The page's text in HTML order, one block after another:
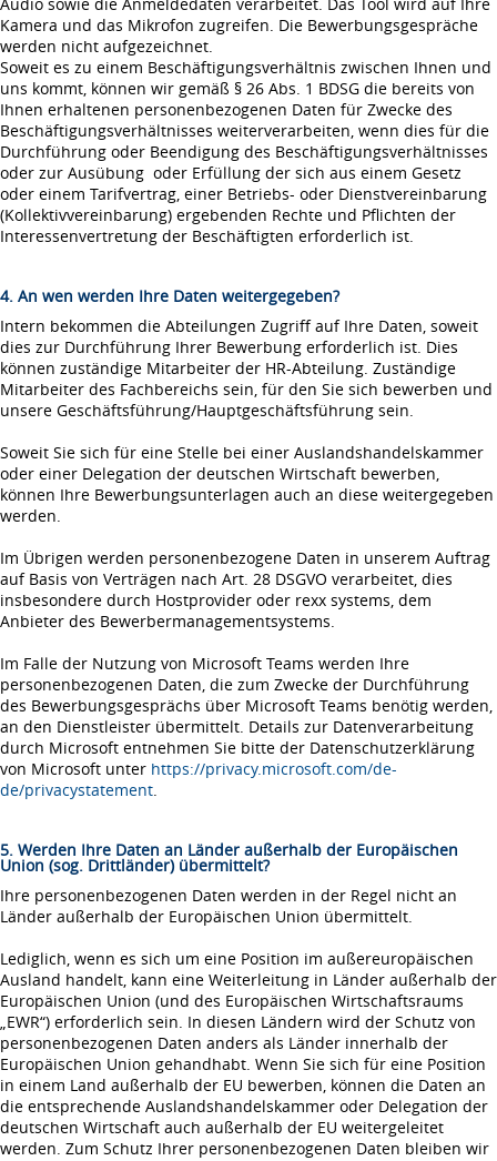
Kamera und das Mikrofon zugreifen. Die Bewerbungsgespräche
werden nicht aufgezeichnet.
Soweit es zu einem Beschäftigungsverhältnis zwischen Ihnen und
uns kommt, können wir gemäß § 26 Abs. 1 BDSG die bereits von
Ihnen erhaltenen personenbezogenen Daten für Zwecke des
Beschäftigungsverhältnisses weiterverarbeiten, wenn dies für die
Durchführung oder Beendigung des Beschäftigungsverhältnisses
oder zur Ausübung oder Erfüllung der sich aus einem Gesetz
oder einem Tarifvertrag, einer Betriebs- oder Dienstvereinbarung
(Kollektivvereinbarung) ergebenden Rechte und Pflichten der
Interessenvertretung der Beschäftigten erforderlich ist.
4. An wen werden Ihre Daten weitergegeben?
Intern bekommen die Abteilungen Zugriff auf Ihre Daten, soweit
dies zur Durchführung Ihrer Bewerbung erforderlich ist. Dies
können zuständige Mitarbeiter der HR-Abteilung. Zuständige
Mitarbeiter des Fachbereichs sein, für den Sie sich bewerben und
unsere Geschäftsführung/Hauptgeschäftsführung sein.
Soweit Sie sich für eine Stelle bei einer Auslandshandelskammer
oder einer Delegation der deutschen Wirtschaft bewerben,
können Ihre Bewerbungsunterlagen auch an diese weitergegeben
werden.
Im Übrigen werden personenbezogene Daten in unserem Auftrag
auf Basis von Verträgen nach Art. 28 DSGVO verarbeitet, dies
insbesondere durch Hostprovider oder rexx systems, dem
Anbieter des Bewerbermanagementsystems.
Im Falle der Nutzung von Microsoft Teams werden Ihre
personenbezogenen Daten, die zum Zwecke der Durchführung
des Bewerbungsgesprächs über Microsoft Teams benötig werden,
an den Dienstleister übermittelt. Details zur Datenverarbeitung
durch Microsoft entnehmen Sie bitte der Datenschutzerklärung
von Microsoft unter https://privacy.microsoft.com/de-
de/privacystatement.
5. Werden Ihre Daten an Länder außerhalb der Europäischen
Union (sog. Drittländer) übermittelt?
Ihre personenbezogenen Daten werden in der Regel nicht an
Länder außerhalb der Europäischen Union übermittelt.
Lediglich, wenn es sich um eine Position im außereuropäischen
Ausland handelt, kann eine Weiterleitung in Länder außerhalb der
Europäischen Union (und des Europäischen Wirtschaftsraums
„EWR“) erforderlich sein. In diesen Ländern wird der Schutz von
personenbezogenen Daten anders als Länder innerhalb der
Europäischen Union gehandhabt. Wenn Sie sich für eine Position
in einem Land außerhalb der EU bewerben, können die Daten an
die entsprechende Auslandshandelskammer oder Delegation der
deutschen Wirtschaft auch außerhalb der EU weitergeleitet
werden. Zum Schutz Ihrer personenbezogenen Daten bleiben wir